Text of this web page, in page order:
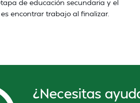
de educación secundaria y el
encontrar trabajo al finalizar.
¿Necesitas